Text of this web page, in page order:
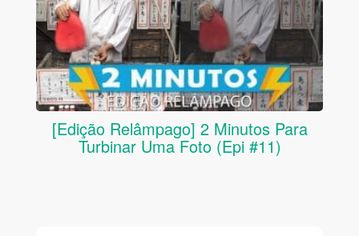
[Edição Relâmpago] 2 Minutos Para
Turbinar Uma Foto (Epi #11)